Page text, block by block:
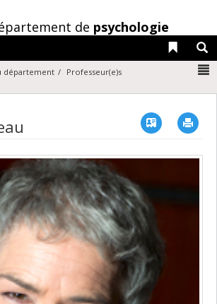
de psychologie
Liens
département
Professeur(e)s
Vcard